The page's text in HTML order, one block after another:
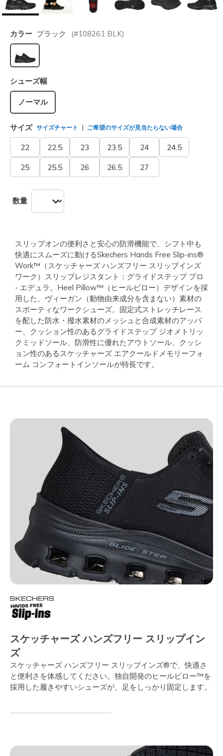
カラー ブラック (#108261 BLK)
選択されました
シューズ幅
ノーマル
サイズ サイズチャート ご希望のサイズが見当たらない場合
22 22.5 23 23.5 24 24.5
25 25.5 26 26.5 27
数量
スリップオンの便利さと安心の防滑機能で、シフト中も
快適にスムーズに動けるSkechers Hands Free Slip-ins®
Work™（スケッチャーズ ハンズフリー スリップインズ
ワーク）スリップレジスタント：グライドステップ プロ
- エデュラ。Heel Pillow™（ヒールピロー）デザインを採
用した、ヴィーガン（動物由来成分を含まない）素材の
スポーティなワークシューズ。固定式ストレッチレース
を配した防水・撥水素材のメッシュと合成素材のアッパ
ー、クッション性のあるグライドステップ ジオメトリッ
クミッドソール、防滑性に優れたアウトソール、クッシ
ョン性のあるスケッチャーズ エアクールドメモリーフォ
ーム コンフォートインソールが特長です。
スケッチャーズ ハンズフリー スリップイン
ズ
スケッチャーズ ハンズフリー スリップインズ®で、快適さ
と便利さを体感してください。独自開発のヒールピロー™を
採用した履きやすいシューズが、足をしっかり固定します。